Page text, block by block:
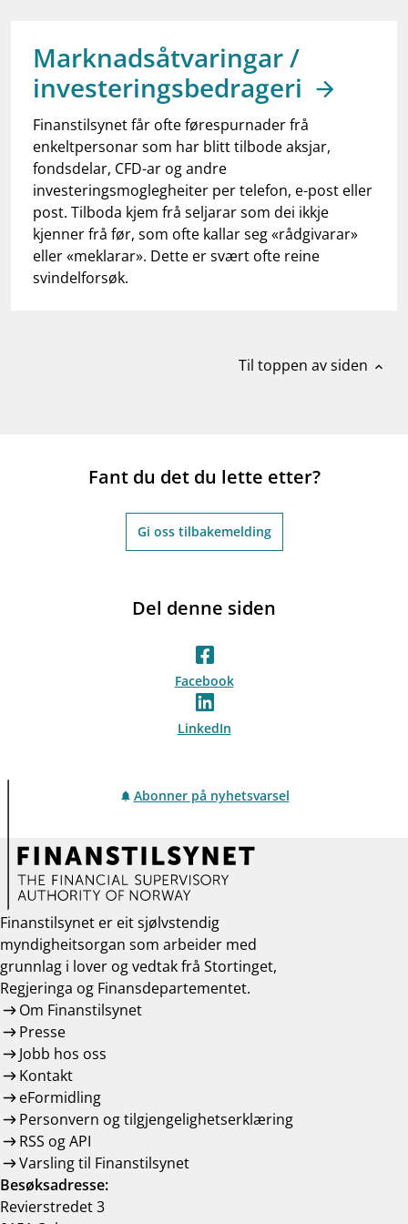
dashboardInformasjon for investorer
notifications_noneAbonner på nyhetsvarsel
Marknadsåtvaringar /
investeringsbedrageri
Finanstilsynet får ofte førespurnader frå
enkeltpersonar som har blitt tilbode aksjar,
fondsdelar, CFD-ar og andre
investeringsmoglegheiter per telefon, e-post eller
post. Tilboda kjem frå seljarar som dei ikkje
kjenner frå før, som ofte kallar seg «rådgivarar»
eller «meklarar». Dette er svært ofte reine
svindelforsøk.
Til toppen av siden expand_less
Fant du det du lette etter?
Gi oss tilbakemelding
Del denne siden
Facebook
LinkedIn
Abonner på nyhetsvarsel
Finanstilsynet er eit sjølvstendig
myndigheitsorgan som arbeider med
grunnlag i lover og vedtak frå Stortinget,
Regjeringa og Finansdepartementet.
Om Finanstilsynet
Presse
Jobb hos oss
Kontakt
eFormidling
Personvern og tilgjengelighetserklæring
RSS og API
Varsling til Finanstilsynet
Besøksadresse:
Revierstredet 3